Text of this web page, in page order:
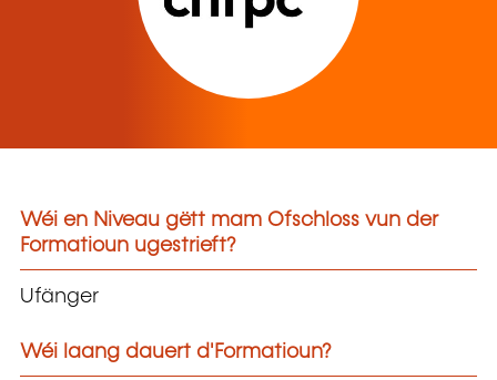
Wéi en Niveau gëtt mam Ofschloss vun der
Formatioun ugestrieft?
Ufänger
Wéi laang dauert d'Formatioun?